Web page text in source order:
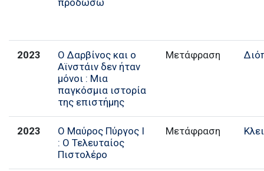
προδώσω
2023
Ο Δαρβίνος και ο
Αϊνστάιν δεν ήταν
μόνοι : Μια
παγκόσμια ιστορία
της επιστήμης
Μετάφραση
2023
Ο Μαύρος Πύργος I
: Ο Τελευταίος
Πιστολέρο
Μετάφραση